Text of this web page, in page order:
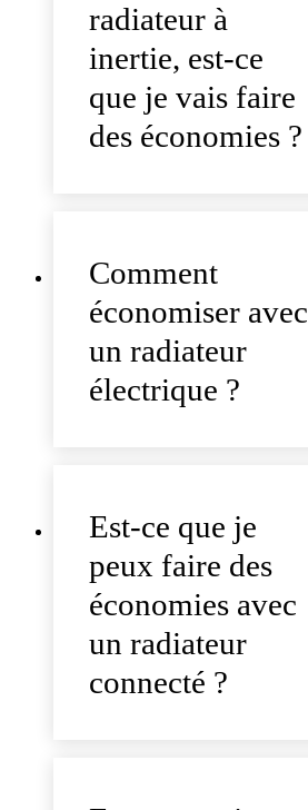
radiateur à
inertie, est-ce
que je vais faire
des économies ?
Comment
économiser avec
un radiateur
électrique ?
Est-ce que je
peux faire des
économies avec
un radiateur
connecté ?